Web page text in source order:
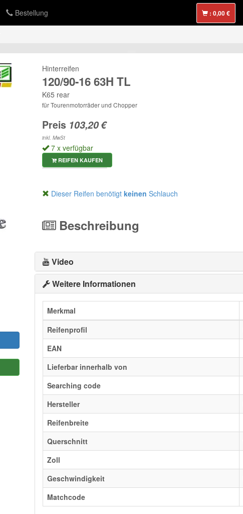
Bestellung :
Hinterreifen
120/90-16 63H TL
K65 rear
für Tourenmotorräder und Chopper
Preis
inkl. MwSt
7 x verfügbar
REIFEN KAUFEN
Dieser Reifen benötigtkeinen Schlauch
Beschreibung
Video
Weitere Informationen
Merkmal
Reifenprofil
EAN
Lieferbar innerhalb von
Searching code
Hersteller
Reifenbreite
Querschnitt
Zoll
Geschwindigkeit
Matchcode